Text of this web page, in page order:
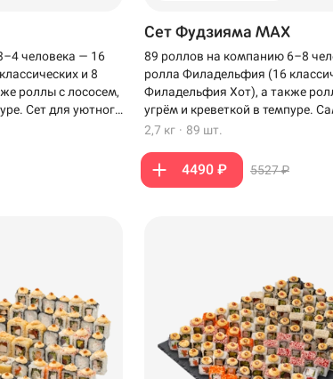
человека — 16
и 8
роллы с лососем,
Сет для уютного
Сет Фудзияма MAX
89 роллов на компанию 6–8
ролла Филадельфия (16
Филадельфия Хот), а также
угрём и креветкой в темпуре.
сет для компании, когда
2,7 кг · 89 шт.
4490 ₽ 5527 ₽